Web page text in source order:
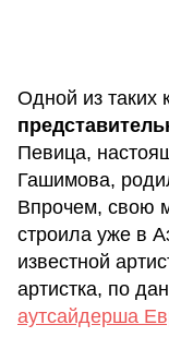
Одной из таких
Певица,
Гашимова,
Впрочем, свою
строила уже в
известной
артистка, по
аутсайдерша